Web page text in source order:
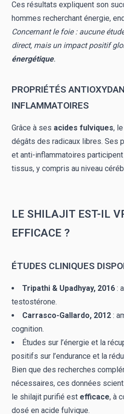
Ces résultats expliquent son
hommes recherchant énergie,
Concernant le foie : aucune
direct, mais un impact positif
énergétique.
PROPRIÉTÉS
INFLAMMATOIRES
Grâce à ses acides fulviques,
dégâts des radicaux libres. Ses
et anti-inflammatoires
tissus, y compris au niveau
LE SHILAJIT EST-IL
EFFICACE ?
ÉTUDES CLINIQUES
Tripathi & Upadhyay, 2016 :
testostérone.
Carrasco-Gallardo, 2012 :
cognition.
Études sur l’énergie et la
positifs sur l’endurance et la
Bien que des recherches
nécessaires, ces données
le shilajit purifié est efficace, à
dosé en acide fulvique.